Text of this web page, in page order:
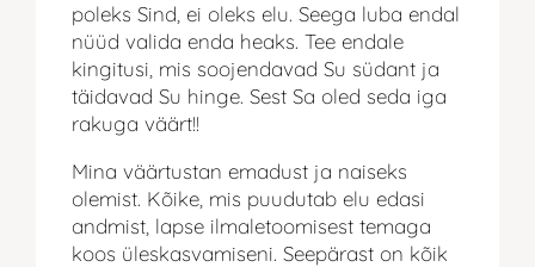
poleks Sind, ei oleks elu. Seega luba endal
nüüd valida enda heaks. Tee endale
kingitusi, mis soojendavad Su südant ja
täidavad Su hinge. Sest Sa oled seda iga
rakuga väärt!!
Mina väärtustan emadust ja naiseks
olemist. Kõike, mis puudutab elu edasi
andmist, lapse ilmaletoomisest temaga
koos üleskasvamiseni. Seepärast on kõik